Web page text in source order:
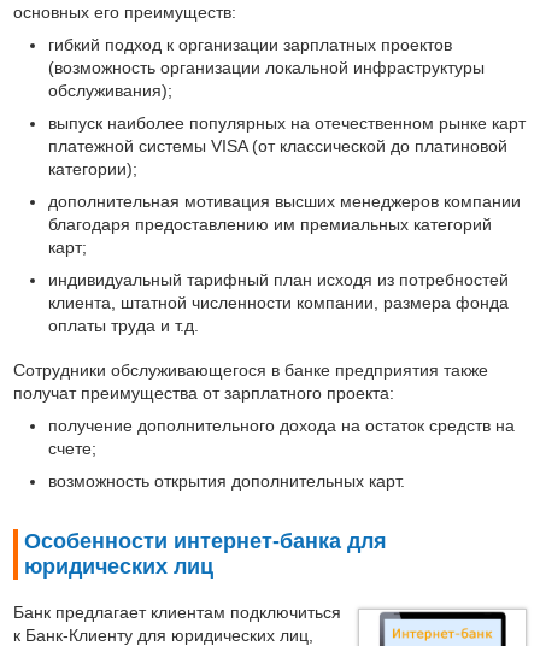
основных его преимуществ:
гибкий подход к организации зарплатных проектов
(возможность организации локальной инфраструктуры
обслуживания);
выпуск наиболее популярных на отечественном рынке карт
платежной системы VISA (от классической до платиновой
категории);
дополнительная мотивация высших менеджеров компании
благодаря предоставлению им премиальных категорий
карт;
индивидуальный тарифный план исходя из потребностей
клиента, штатной численности компании, размера фонда
оплаты труда и т.д.
Сотрудники обслуживающегося в банке предприятия также
получат преимущества от зарплатного проекта:
получение дополнительного дохода на остаток средств на
счете;
возможность открытия дополнительных карт.
Особенности интернет-банка для
юридических лиц
Банк предлагает клиентам подключиться
к Банк-Клиенту для юридических лиц,